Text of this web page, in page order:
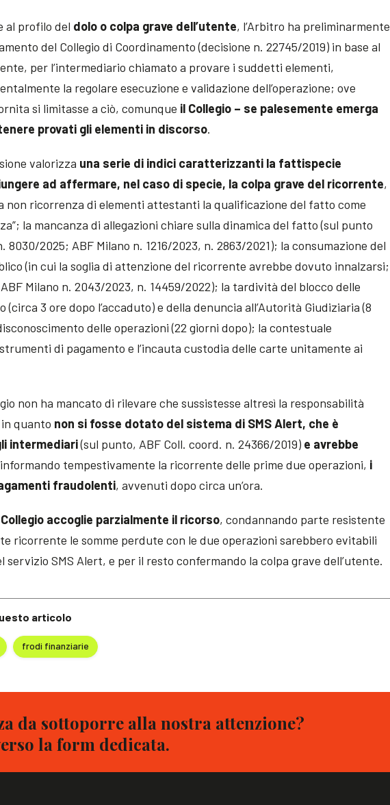
articolo
frodi finanziarie
al profilo del dolo o colpa grave dell’utente, l’Arbitro ha preliminarmente
del Collegio di Coordinamento (decisione n. 22745/2019) in base al
per l’intermediario chiamato a provare i suddetti elementi,
la regolare esecuzione e validazione dell’operazione; ove
si limitasse a ciò, comunque il Collegio – se palesemente emerga
provati gli elementi in discorso.
valorizza una serie di indici caratterizzanti la fattispecie
ad affermare, nel caso di specie, la colpa grave del ricorrente,
non ricorrenza di elementi attestanti la qualificazione del fatto come
la mancanza di allegazioni chiare sulla dinamica del fatto (sul punto
8030/2025; ABF Milano n. 1216/2023, n. 2863/2021); la consumazione del
(in cui la soglia di attenzione del ricorrente avrebbe dovuto innalzarsi;
Milano n. 2043/2023, n. 14459/2022); la tardività del blocco delle
(circa 3 ore dopo l’accaduto) e della denuncia all’Autorità Giudiziaria (8
delle operazioni (22 giorni dopo); la contestuale
di pagamento e l’incauta custodia delle carte unitamente ai
non ha mancato di rilevare che sussistesse altresì la responsabilità
quanto non si fosse dotato del sistema di SMS Alert, che è
intermediari(sul punto, ABF Coll. coord. n. 24366/2019) e avrebbe
tempestivamente la ricorrente delle prime due operazioni, i
fraudolenti, avvenuti dopo circa un’ora.
accoglie parzialmente il ricorso, condannando parte resistente
ricorrente le somme perdute con le due operazioni sarebbero evitabili
servizio SMS Alert, e per il resto confermando la colpa grave dell’utente.
da sottoporre alla nostra attenzione?
la form dedicata.